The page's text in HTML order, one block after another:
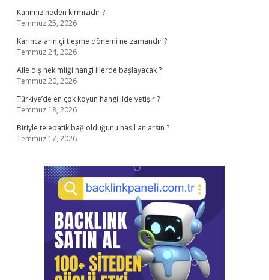
Kanımız neden kırmızıdır ?
Temmuz 25, 2026
Karıncaların çiftleşme dönemi ne zamandır ?
Temmuz 24, 2026
Aile diş hekimliği hangi illerde başlayacak ?
Temmuz 20, 2026
Türkiye’de en çok koyun hangi ilde yetişir ?
Temmuz 18, 2026
Biriyle telepatik bağ olduğunu nasıl anlarsın ?
Temmuz 17, 2026